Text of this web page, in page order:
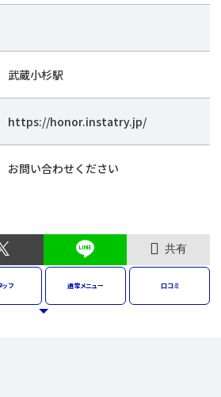
武蔵小杉駅
https://honor.instatry.jp/
お問い合わせください
共有
ッフ 通常メニュー 口コミ